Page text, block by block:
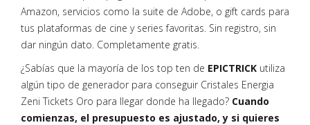
Amazon, servicios como la suite de Adobe, o gift cards para
tus plataformas de cine y series favoritas. Sin registro, sin
dar ningún dato. Completamente gratis.
¿Sabías que la mayoría de los top ten de EPICTRICK utiliza
algún tipo de generador para conseguir Cristales Energia
Zeni Tickets Oro para llegar donde ha llegado? Cuando
comienzas, el presupuesto es ajustado, y si quieres